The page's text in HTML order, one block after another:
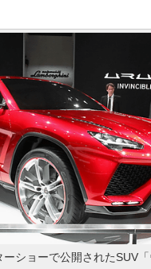
ショーで公開されたSUV